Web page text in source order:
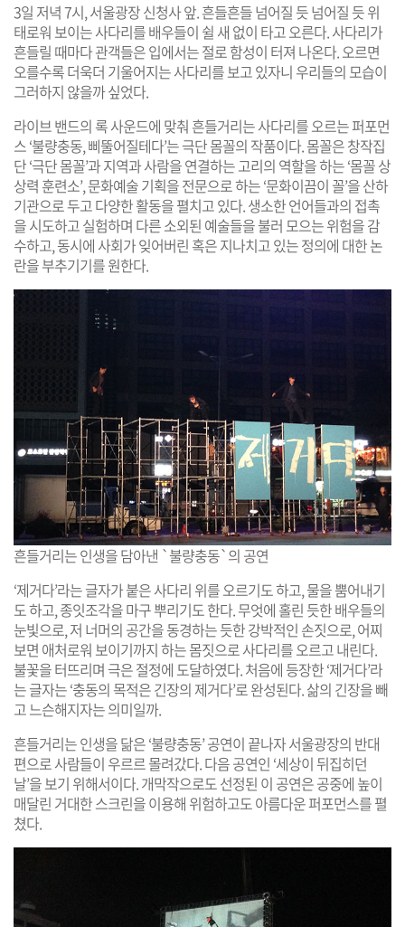
3일 저녁 7시, 서울광장 신청사 앞. 흔들흔들 넘어질 듯 넘어질 듯 위
태로워 보이는 사다리를 배우들이 쉴 새 없이 타고 오른다. 사다리가
흔들릴 때마다 관객들은 입에서는 절로 함성이 터져 나온다. 오르면
오를수록 더욱더 기울어지는 사다리를 보고 있자니 우리들의 모습이
그러하지 않을까 싶었다.
라이브 밴드의 록 사운드에 맞춰 흔들거리는 사다리를 오르는 퍼포먼
스 ‘불량충동, 삐뚤어질테다’는 극단 몸꼴의 작품이다. 몸꼴은 창작집
단 ‘극단 몸꼴’과 지역과 사람을 연결하는 고리의 역할을 하는 ‘몸꼴 상
상력 훈련소’, 문화예술 기획을 전문으로 하는 ‘문화이끔이 꼴’을 산하
기관으로 두고 다양한 활동을 펼치고 있다. 생소한 언어들과의 접촉
을 시도하고 실험하며 다른 소외된 예술들을 불러 모으는 위험을 감
수하고, 동시에 사회가 잊어버린 혹은 지나치고 있는 정의에 대한 논
란을 부추기기를 원한다.
흔들거리는 인생을 담아낸 `불량충동`의 공연
‘제거다’라는 글자가 붙은 사다리 위를 오르기도 하고, 물을 뿜어내기
도 하고, 종잇조각을 마구 뿌리기도 한다. 무엇에 홀린 듯한 배우들의
눈빛으로, 저 너머의 공간을 동경하는 듯한 강박적인 손짓으로, 어찌
보면 애처로워 보이기까지 하는 몸짓으로 사다리를 오르고 내린다.
불꽃을 터뜨리며 극은 절정에 도달하였다. 처음에 등장한 ‘제거다’라
는 글자는 ‘충동의 목적은 긴장의 제거다’로 완성된다. 삶의 긴장을 빼
고 느슨해지자는 의미일까.
흔들거리는 인생을 닮은 ‘불량충동’ 공연이 끝나자 서울광장의 반대
편으로 사람들이 우르르 몰려갔다. 다음 공연인 ‘세상이 뒤집히던
날’을 보기 위해서이다. 개막작으로도 선정된 이 공연은 공중에 높이
매달린 거대한 스크린을 이용해 위험하고도 아름다운 퍼포먼스를 펼
쳤다.